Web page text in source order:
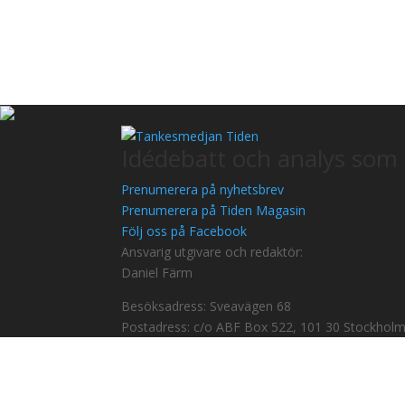
Prenumerera på nyhetsbrev
Prenumerera på Tiden Magasin
Följ oss på Facebook
Ansvarig utgivare och redaktör:
Daniel Färm
Besöksadress: Sveavägen 68
Postadress: c/o ABF Box 522, 101 30 Stockholm